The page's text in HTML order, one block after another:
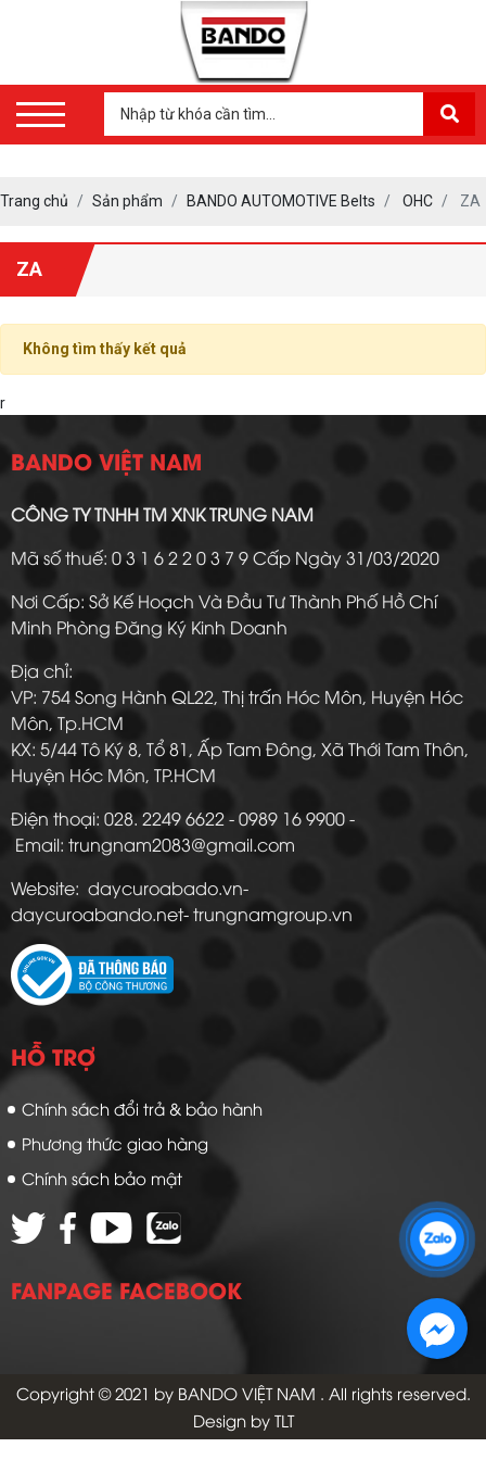
Trang chủ Sản phẩm BANDO AUTOMOTIVE Belts OHC ZA
ZA
Không tìm thấy kết quả
r
BANDO VIỆT NAM
CÔNG TY TNHH TM XNK TRUNG NAM
Mã số thuế: 0 3 1 6 2 2 0 3 7 9 Cấp Ngày 31/03/2020
Nơi Cấp: Sở Kế Hoạch Và Đầu Tư Thành Phố Hồ Chí
Minh Phòng Đăng Ký Kinh Doanh
Địa chỉ:
VP: 754 Song Hành QL22, Thị trấn Hóc Môn, Huyện Hóc
Môn, Tp.HCM
KX: 5/44 Tô Ký 8, Tổ 81, Ấp Tam Đông, Xã Thới Tam Thôn,
Huyện Hóc Môn, TP.HCM
Điện thoại: 028. 2249 6622 - 0989 16 9900 -
Email: trungnam2083@gmail.com
Website: daycuroabado.vn-
daycuroabando.net- trungnamgroup.vn
HỖ TRỢ
Chính sách đổi trả & bảo hành
Phương thức giao hàng
Chính sách bảo mật
FANPAGE FACEBOOK
Copyright © 2021 by BANDO VIỆT NAM . All rights reserved.
Design by TLT
Zalo 2: 0972 14 9900